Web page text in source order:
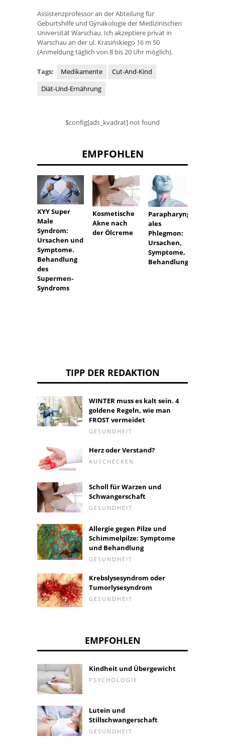
Assistenzprofessor an der Abteilung für
Geburtshilfe und Gynäkologie der Medizinischen
Universität Warschau. Ich akzeptiere privat in
Warschau an der ul. Krasińskiego 16 m 50
(Anmeldung täglich von 8 bis 20 Uhr möglich).
Tags: Medikamente
Cut-And-Kind
Diät-Und-Ernährung
$config[ads_kvadrat] not found
EMPFOHLEN
XYY Super
Male
Syndrom:
Ursachen und
Symptome.
Behandlung
des
Supermen-
Syndroms
Kosmetische
Akne nach
der Ölcreme
Parapharynge
ales
Phlegmon:
Ursachen,
Symptome,
Behandlung
TIPP DER REDAKTION
WINTER muss es kalt sein. 4
goldene Regeln, wie man
FROST vermeidet
GESUNDHEIT
Herz oder Verstand?
AUSCHECKEN
Scholl für Warzen und
Schwangerschaft
GESUNDHEIT
Allergie gegen Pilze und
Schimmelpilze: Symptome
und Behandlung
GESUNDHEIT
Krebslysesyndrom oder
Tumorlysesyndrom
GESUNDHEIT
EMPFOHLEN
Kindheit und Übergewicht
PSYCHOLOGIE
Lutein und
Stillschwangerschaft
GESUNDHEIT